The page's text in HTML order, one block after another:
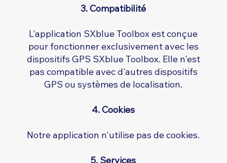
3. Compatibilité
L'application SXblue Toolbox est conçue
pour fonctionner exclusivement avec les
dispositifs GPS SXblue Toolbox. Elle n'est
pas compatible avec d'autres dispositifs
GPS ou systèmes de localisation.
4. Cookies
Notre application n'utilise pas de cookies.
5. Services